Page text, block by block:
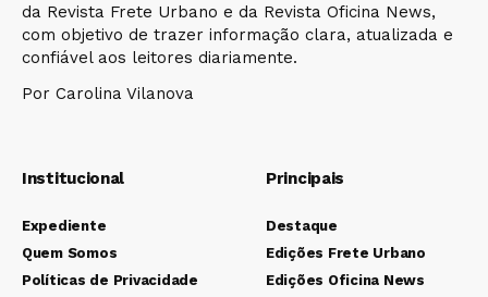
da Revista Frete Urbano e da Revista Oficina News,
com objetivo de trazer informação clara, atualizada e
confiável aos leitores diariamente.
Por Carolina Vilanova
Institucional
Expediente
Quem Somos
Políticas de Privacidade
Principais
Destaque
Edições Frete Urbano
Edições Oficina News